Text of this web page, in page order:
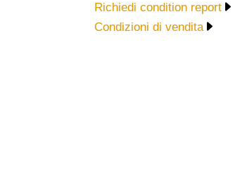
Richiedi condition report
Condizioni di vendita